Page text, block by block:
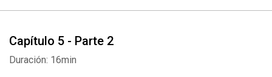
Capítulo 5 - Parte 2
Duración: 16min